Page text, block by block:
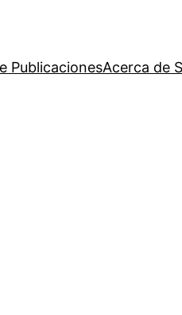
PublicacionesAcerca de